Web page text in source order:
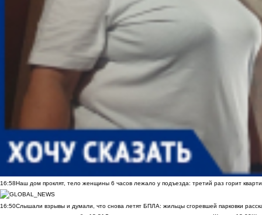
16:58Наш дом проклят, тело женщины 6 часов лежало у подъезда: третий раз горит
16:50Слышали взрывы и думали, что снова летят БПЛА: жильцы сгоревшей парковки